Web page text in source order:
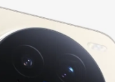
1260 x 2800
AMOLED
120 Гц
452